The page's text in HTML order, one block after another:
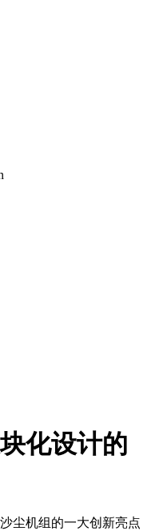
化设计的
尘机组的一大创新亮点